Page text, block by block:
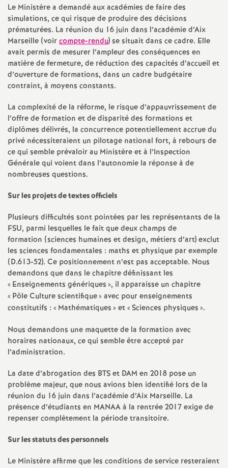
e
i
g
e
m
e
t
s
d
e
S
e
c
o
n
d
Le Ministère a demandé aux académies de faire des
simulations, ce qui risque de produire des décisions
prématurées. La réunion du 16 juin dans l’académie d’Aix
Marseille (voircompte-rendu) se situait dans ce cadre. Elle
avait permis de mesurer l’ampleur des conséquences en
matière de fermeture, de réduction des capacités d’accueil et
d’ouverture de formations, dans un cadre budgétaire
contraint, à moyens constants.
La complexité de la réforme, le risque d’appauvrissement de
l’offre de formation et de disparité des formations et
diplômes délivrés, la concurrence potentiellement accrue du
privé nécessiteraient un pilotage national fort, à rebours de
ce qui semble prévaloir au Ministère et à l’Inspection
Générale qui voient dans l’autonomie la réponse à de
nombreuses questions.
Sur les projets de textes officiels
Plusieurs difficultés sont pointées par les représentants de la
FSU, parmi lesquelles le fait que deux champs de
formation (sciences humaines et design, métiers d’art) exclut
les sciences fondamentales : maths et physique par exemple
(D.613-52). Ce positionnement n’est pas acceptable. Nous
demandons que dans le chapitre définissant les
«Enseignements génériques», il apparaisse un chapitre
«Pôle Culture scientifique» avec pour enseignements
constitutifs : «Mathématiques» et «Sciences physiques».
Nous demandons une maquette de la formation avec
horaires nationaux, ce qui semble être accepté par
l’administration.
La date d’abrogation des BTS et DAM en 2018 pose un
problème majeur, que nous avions bien identifié lors de la
réunion du 16 juin dans l’académie d’Aix Marseille. La
présence d’étudiants en MANAA à la rentrée 2017 exige de
repenser complètement la période transitoire.
Sur les statuts des personnels
Le Ministère affirme que les conditions de service resteraient